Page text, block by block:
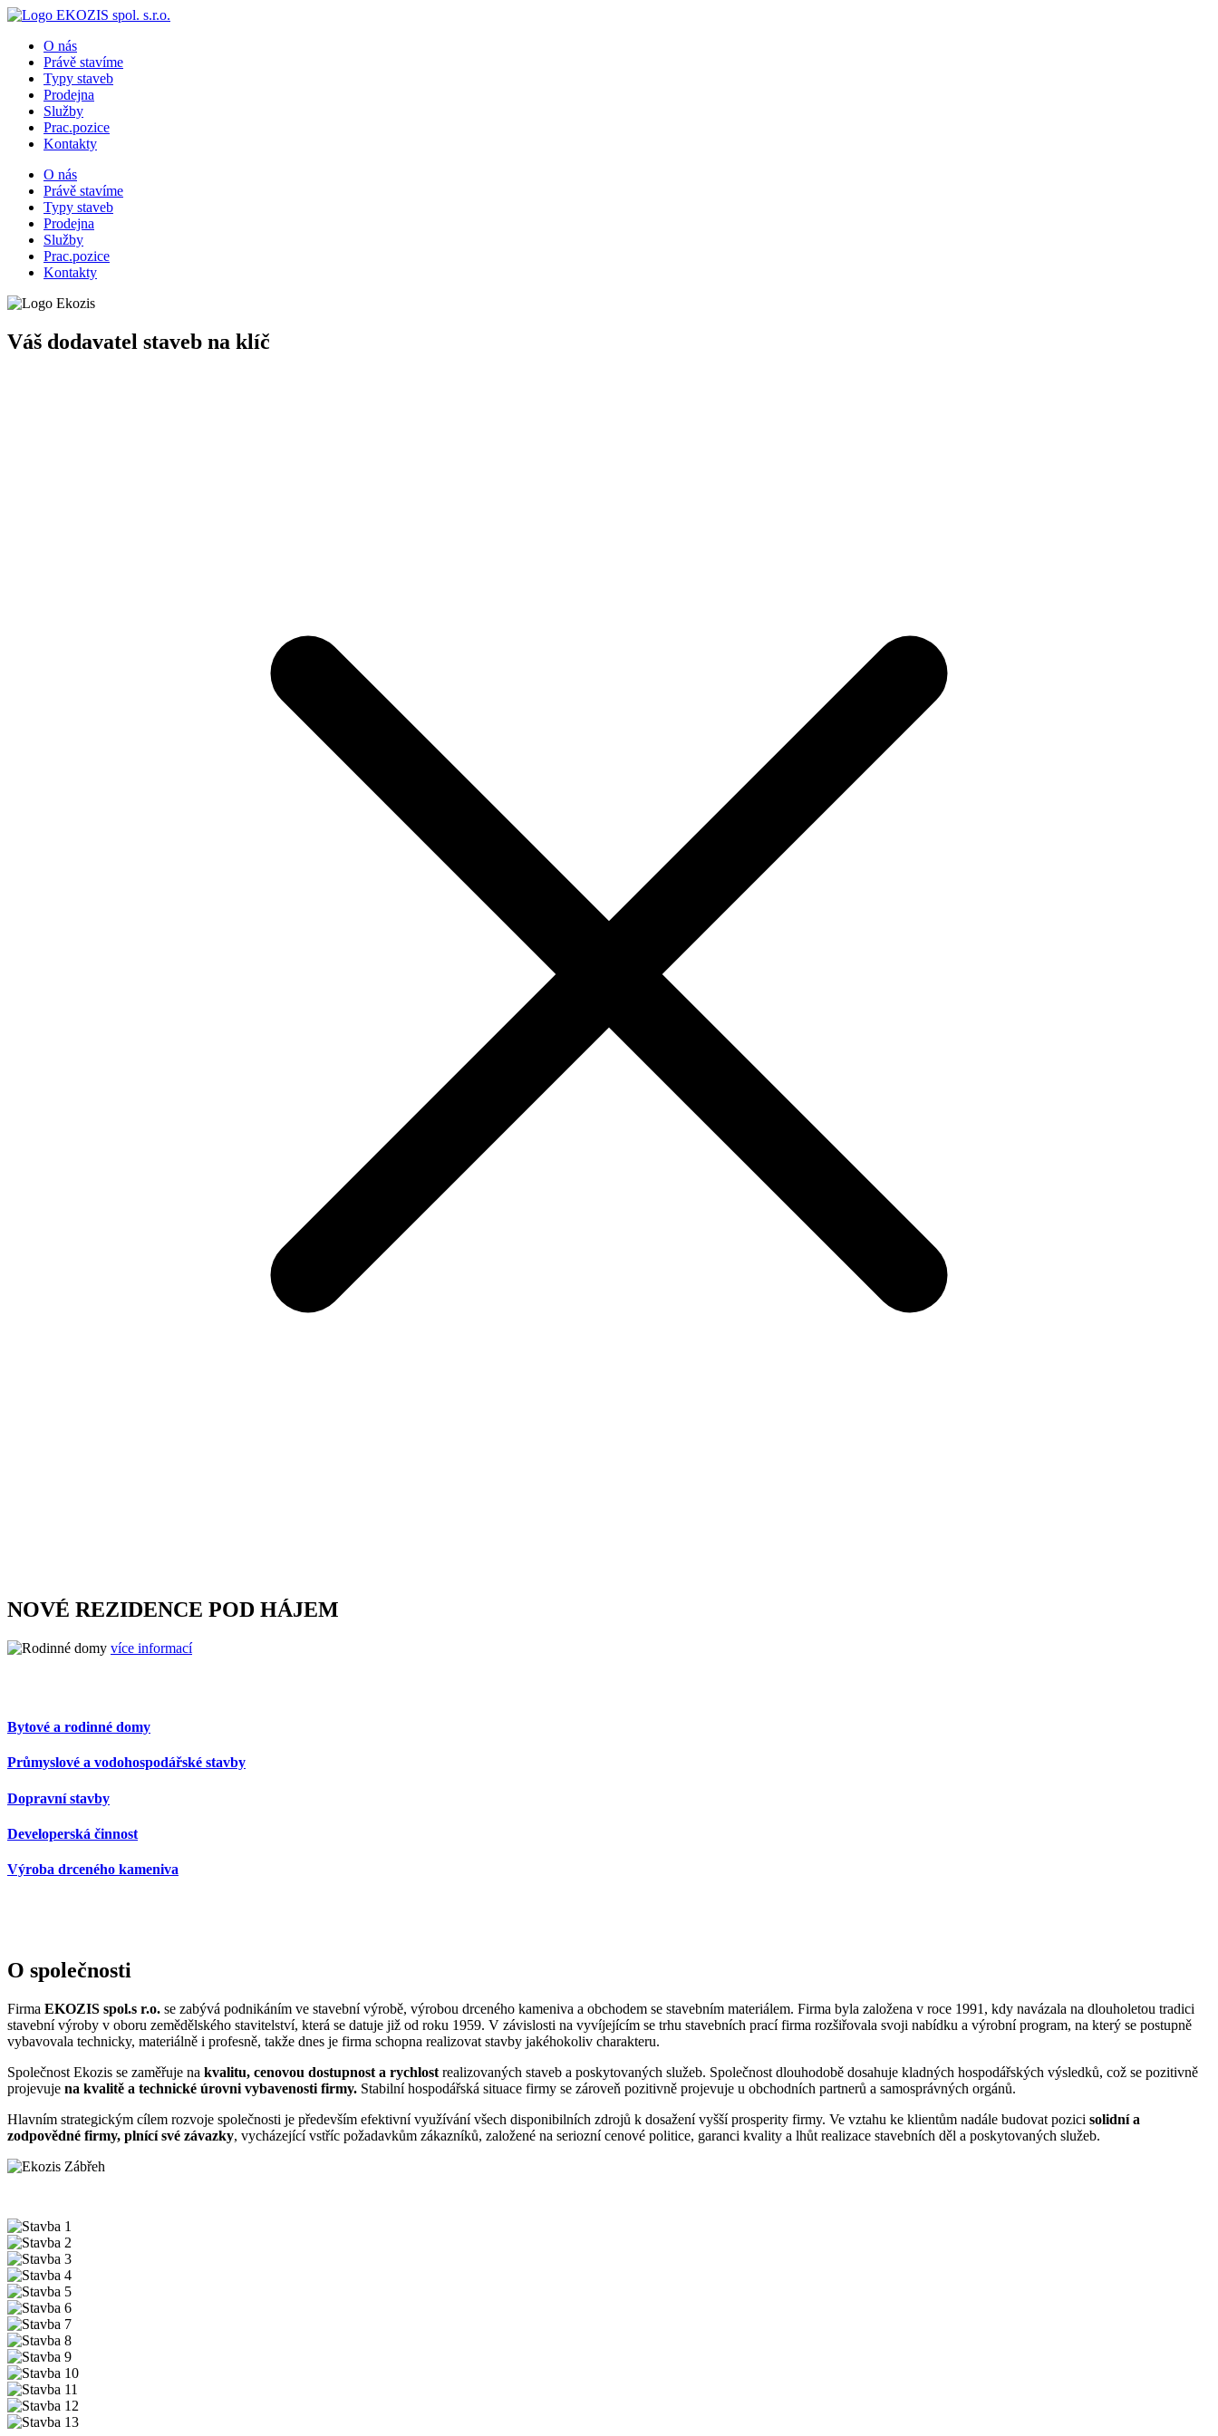
O nás
Právě stavíme
Typy staveb
Prodejna
Služby
Prac.pozice
Kontakty
O nás
Právě stavíme
Typy staveb
Prodejna
Služby
Prac.pozice
Kontakty
Váš dodavatel staveb na klíč
NOVÉ REZIDENCE POD HÁJEM
více informací
Bytové a rodinné domy
Průmyslové a vodohospodářské stavby
Dopravní stavby
Developerská činnost
Výroba drceného kameniva
O společnosti
Firma EKOZIS spol.s r.o. se zabývá podnikáním ve stavební výrobě, výrobou drceného kameniva a obchodem se stavebním materiálem. Firma byla založena v roce 1991, kdy navázala na dlouholetou tradici
stavební výroby v oboru zemědělského stavitelství, která se datuje již od roku 1959. V závislosti na vyvíjejícím se trhu stavebních prací firma rozšiřovala svoji nabídku a výrobní program, na který se postupně
vybavovala technicky, materiálně i profesně, takže dnes je firma schopna realizovat stavby jakéhokoliv charakteru.
Společnost Ekozis se zaměřuje na kvalitu, cenovou dostupnost a rychlost realizovaných staveb a poskytovaných služeb. Společnost dlouhodobě dosahuje kladných hospodářských výsledků, což se pozitivně
projevuje na kvalitě a technické úrovni vybavenosti firmy. Stabilní hospodářská situace firmy se zároveň pozitivně projevuje u obchodních partnerů a samosprávných orgánů.
Hlavním strategickým cílem rozvoje společnosti je především efektivní využívání všech disponibilních zdrojů k dosažení vyšší prosperity firmy. Ve vztahu ke klientům nadále budovat pozici solidní a
zodpovědné firmy, plnící své závazky, vycházející vstříc požadavkům zákazníků, založené na seriozní cenové politice, garanci kvality a lhůt realizace stavebních děl a poskytovaných služeb.